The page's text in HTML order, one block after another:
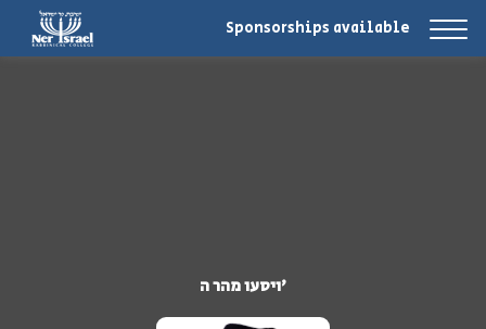
Sponsorships available
ויסעו מהר ה'